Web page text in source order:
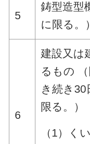
5
鋳型造型
に限る。）
6
建設又は
るもの
き続き30
限る。）
（1）く